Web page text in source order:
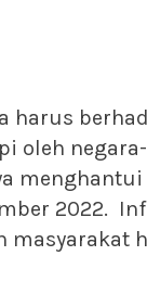
oleh
2022.
masyarakat